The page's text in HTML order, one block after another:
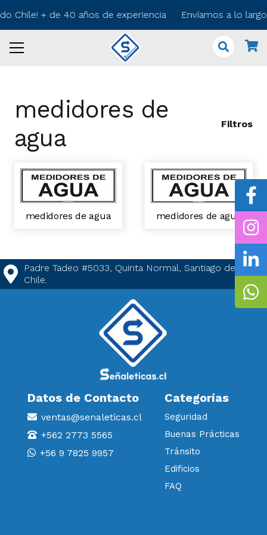
Chile! + de 40 años de experiencia Envíamos a lo
medidores de
agua
Filtros
medidores de agua medidores de agua
Padre Tadeo #5033, Quinta Normal, Santiago de
Chile.
Datos de Contacto
ventas@senaleticas.cl
+562 2773 5565
+56 9 7825 9957
Categorías
Seguridad
Buenas Prácticas
Tránsito
Edificios
FAQ